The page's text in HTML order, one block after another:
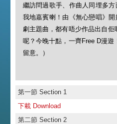
繼訪問過歌手、作曲人同埋多
我地嘉賓喇！由《無心戀唱》
劇主題曲，都有唔少作品出自
呢？今晚十點，一齊Free D漫
留意。）
第一節 Section 1
下載 Download
第二節 Section 2